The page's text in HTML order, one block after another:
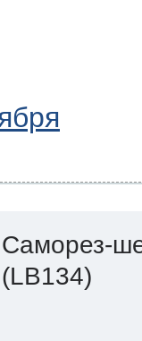
Саморез-
(LB134)